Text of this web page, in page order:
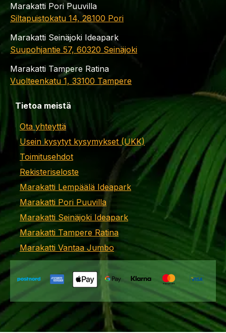
Marakatti Pori Puuvilla
Siltapuistokatu 14, 28100 Pori
Marakatti Seinäjoki Ideapark
Suupohjantie 57, 60320 Seinäjoki
Marakatti Tampere Ratina
Vuolteenkatu 1, 33100 Tampere
Tietoa meistä
Ota yhteyttä
Usein kysytyt kysymykset (UKK)
Toimitusehdot
Rekisteriseloste
Marakatti Lempäälä Ideapark
Marakatti Pori Puuvilla
Marakatti Seinäjoki Ideapark
Marakatti Tampere Ratina
Marakatti Vantaa Jumbo